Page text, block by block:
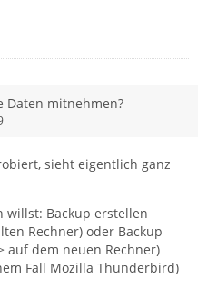
Daten mitnehmen?
sieht eigentlich ganz
willst: Backup erstellen
Rechner) oder Backup
auf dem neuen Rechner)
Fall Mozilla Thunderbird)